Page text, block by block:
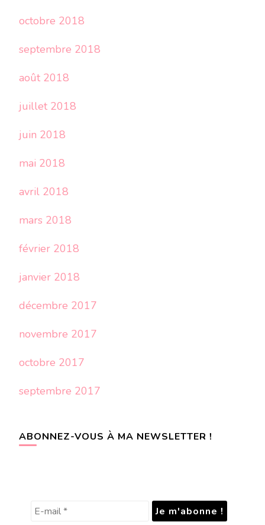
octobre 2018
septembre 2018
août 2018
juillet 2018
juin 2018
mai 2018
avril 2018
mars 2018
février 2018
janvier 2018
décembre 2017
novembre 2017
octobre 2017
septembre 2017
ABONNEZ-VOUS À MA NEWSLETTER !